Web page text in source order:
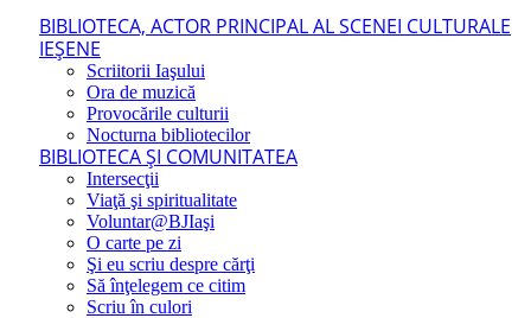
BIBLIOTECA, ACTOR PRINCIPAL AL SCENEI CULTURALE
IEŞENE
Scriitorii Iaşului
Ora de muzică
Provocările culturii
Nocturna bibliotecilor
BIBLIOTECA ŞI COMUNITATEA
Intersecţii
Viaţă şi spiritualitate
Voluntar@BJIaşi
O carte pe zi
Şi eu scriu despre cărţi
Să înţelegem ce citim
Scriu în culori